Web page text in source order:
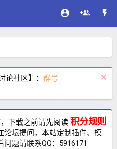
论社区】： 群号
下载之前请先阅读 积分规则
论坛提问，本站定制插件、模
题请联系QQ：5916171